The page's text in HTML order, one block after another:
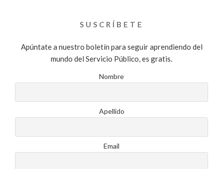
SUSCRÍBETE
Apúntate a nuestro boletín para seguir aprendiendo del
mundo del Servicio Público, es gratis.
Nombre
Apellido
Email